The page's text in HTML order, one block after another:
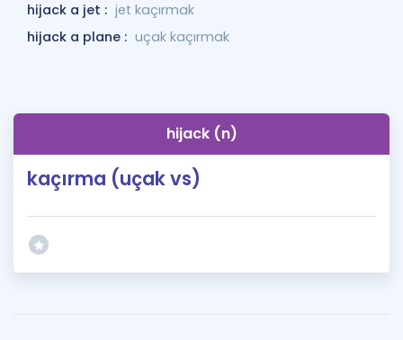
hijack a jet : jet kaçırmak
hijack a plane : uçak kaçırmak
hijack (n)
kaçırma (uçak vs)